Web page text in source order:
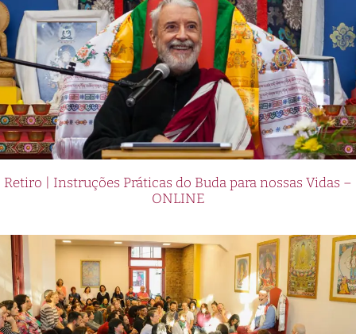
Retiro | Instruções Práticas do Buda para nossas Vidas –
ONLINE